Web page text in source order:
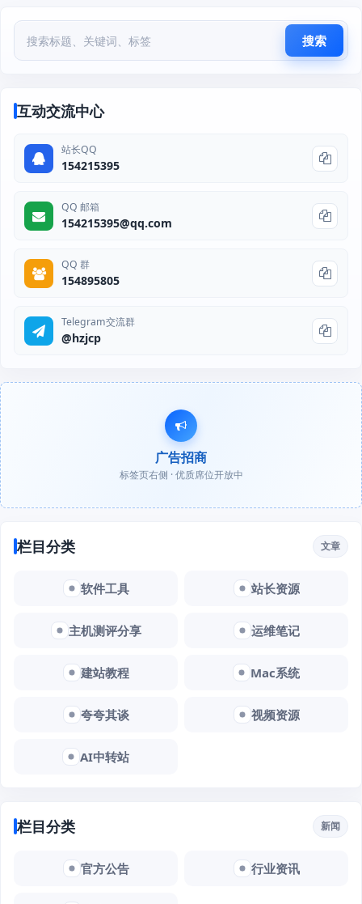
搜索
互动交流中心
站长QQ
154215395
QQ 邮箱
154215395@qq.com
QQ 群
154895805
Telegram交流群
@hzjcp
广告招商
标签页右侧 · 优质席位开放中
栏目分类 文章
软件工具 站长资源
主机测评分享 运维笔记
建站教程 Mac系统
夸夸其谈 视频资源
AI中转站
栏目分类 新闻
官方公告 行业资讯